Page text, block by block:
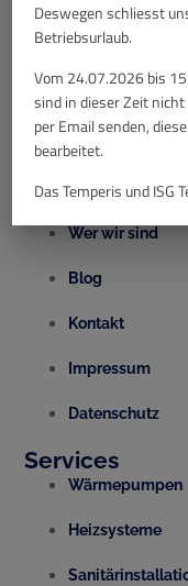
Quick Links
Unsere
Wer wir sind
Blog
Kontakt
Impressum
Datenschutz
Services
Wärmepumpen
Heizsysteme
Deswegen schliesst
Betriebsurlaub.
Vom 24.07.2026 bis
sind in dieser Zeit
per Email senden,
bearbeitet.
Das Temperis und